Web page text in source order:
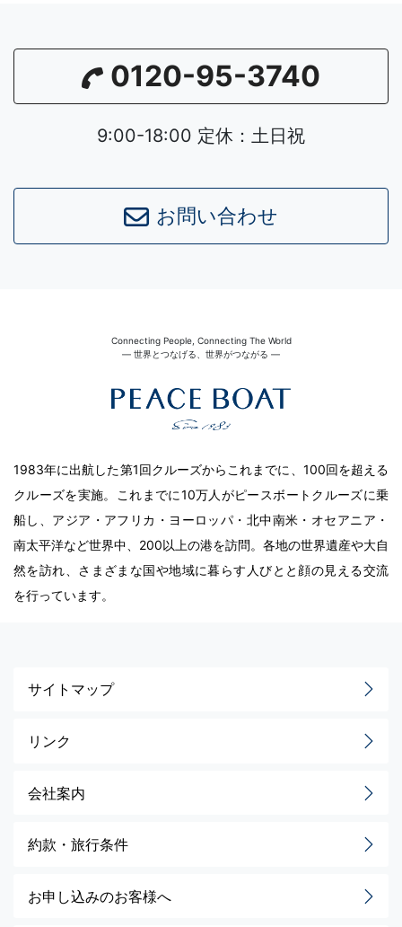
0120-95-3740
9:00-18:00 定休：土日祝
お問い合わせ
Connecting People, Connecting The World
― 世界とつなげる、世界がつながる ―
1983年に出航した第1回クルーズからこれまでに、100回を超える
クルーズを実施。これまでに10万人がピースボートクルーズに乗
船し、アジア・アフリカ・ヨーロッパ・北中南米・オセアニア・
南太平洋など世界中、200以上の港を訪問。各地の世界遺産や大自
然を訪れ、さまざまな国や地域に暮らす人びとと顔の見える交流
を行っています。
サイトマップ
リンク
会社案内
約款・旅行条件
お申し込みのお客様へ